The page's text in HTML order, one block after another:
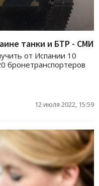
танки и БТР - СМИ
от Испании 10
бронетранспортеров
12 июля 2022, 15:59